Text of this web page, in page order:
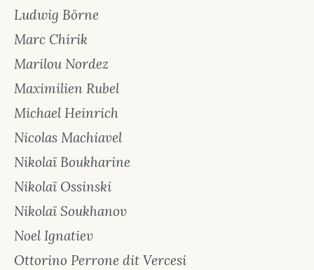
Ludwig Börne
Marc Chirik
Marilou Nordez
Maximilien Rubel
Michael Heinrich
Nicolas Machiavel
Nikolaï Boukharine
Nikolaï Ossinski
Nikolaï Soukhanov
Noel Ignatiev
Ottorino Perrone dit Vercesi